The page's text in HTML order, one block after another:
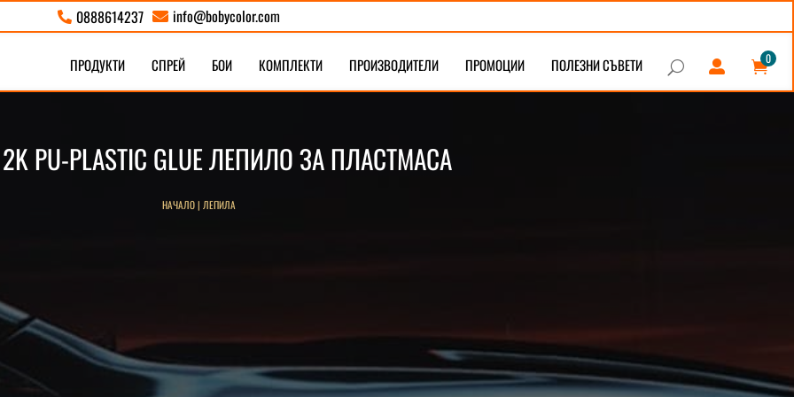
 0888614237  info@bobycolor.com
ПРОДУКТИ СПРЕЙ БОИ КОМПЛЕКТИ ПРОИЗВОДИТЕЛИ ПРОМОЦИИ ПОЛЕЗНИ СЪВЕТИ U  
0
PU-PLASTIC GLUE ЛЕПИЛО ЗА ПЛАСТМАСА
НАЧАЛО| ЛЕПИЛА